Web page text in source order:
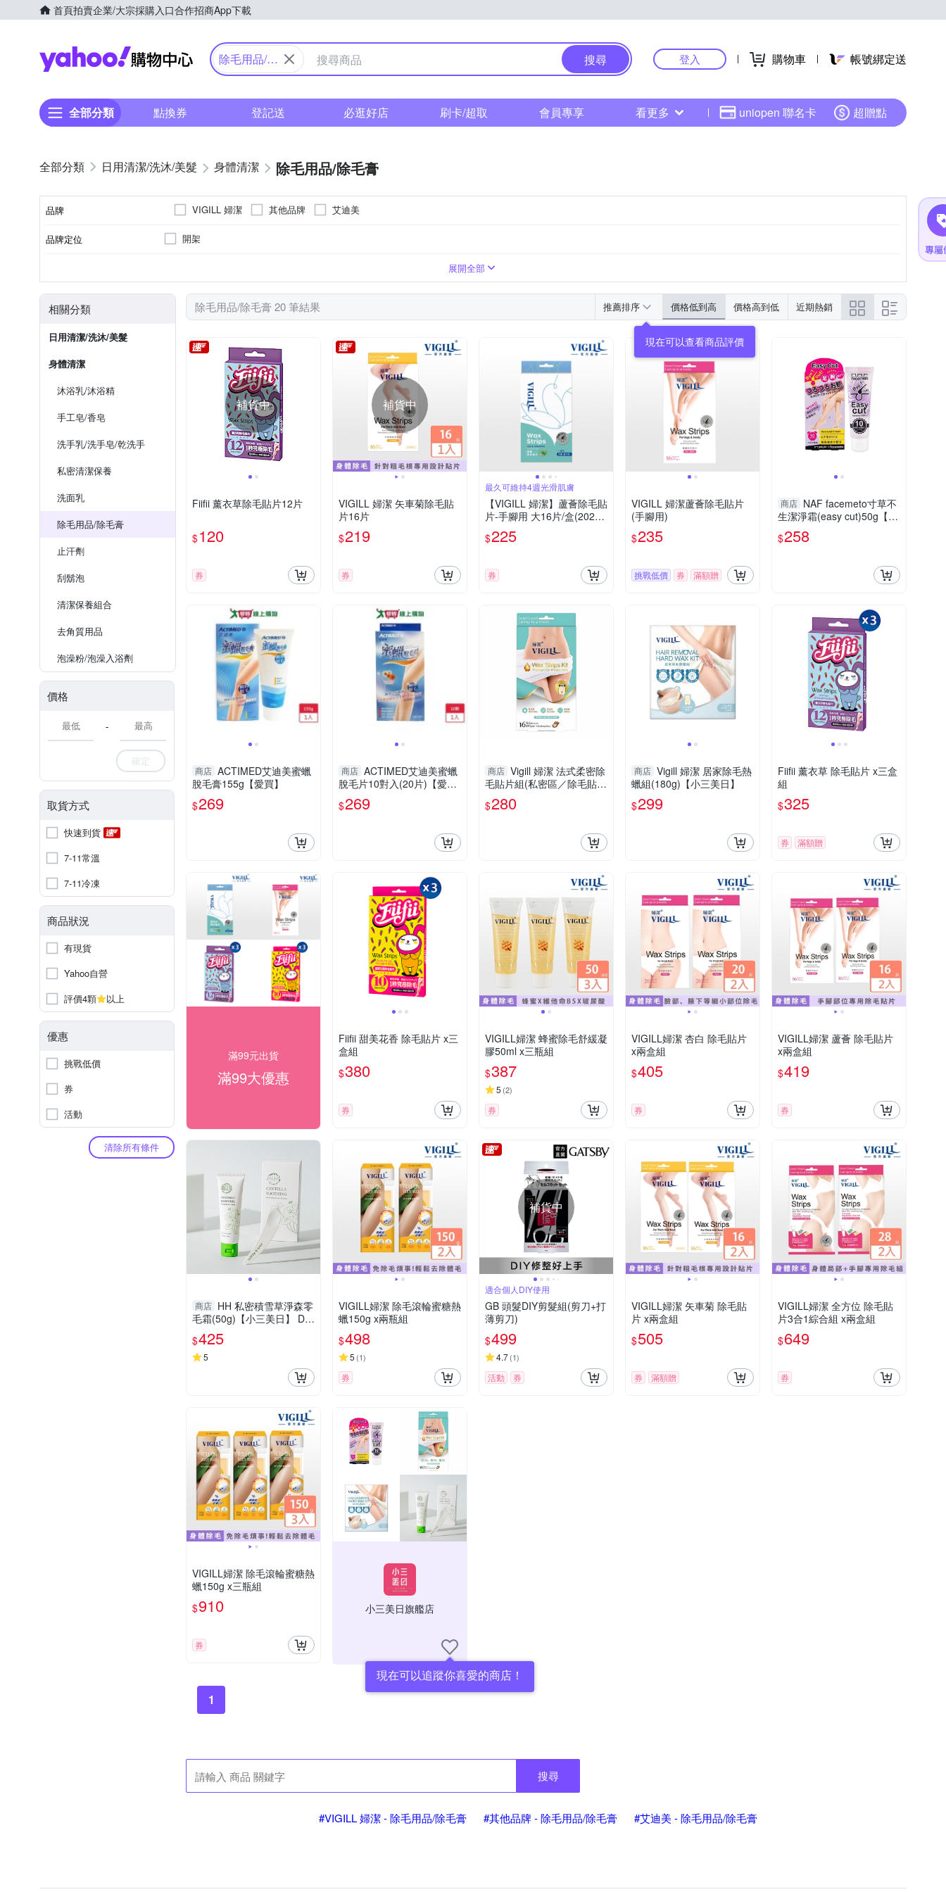
首頁拍賣企業/大宗採購入口合作招商App下載
Yahoo購物中心
除毛用品/除
搜尋 登入 購物車 帳號綁定送
全部分類 點換券 登記送 必逛好店 刷卡/超取 會員專享 看更多 uniopen 聯名卡 超贈點
日用清潔/洗沐/美髮 身體清潔 除毛用品/除毛膏
品牌 VIGILL 婦潔 其他品牌 艾迪美
品牌定位 開架
請參照商品介紹
展開全部
相關分類
日用清潔/洗沐/美髮
身體清潔
沐浴乳/沐浴精
手工皂/香皂
洗手乳/洗手皂/乾洗手
私密清潔保養
洗面乳
除毛用品/除毛膏
止汗劑
刮鬍泡
清潔保養組合
去角質用品
泡澡粉/泡澡入浴劑
價格
-
確定
取貨方式
快速到貨
7-11常溫
7-11冷凍
商品狀況
有現貨
Yahoo自營
評價4顆
以上
優惠
挑戰低價
券
活動
清除所有條件
除毛用品/除毛膏 20 筆結果 推薦排序 價格低到高 價格高到低 近期熱銷
現在可以查看商品評價
補貨中
Fiifii 薰衣草除毛貼片12片
$120
券
補貨中
VIGILL 婦潔 矢車菊除毛貼
片16片
$219
券
最久可維持4週光滑肌膚
【VIGILL 婦潔】蘆薈除毛貼
片-手腳用 大16片/盒(2026
年新版)
$225
券
VIGILL 婦潔蘆薈除毛貼片
(手腳用)
$235
挑戰低價 券 滿額贈
商店 NAF facemeto寸草不
生潔淨霜(easy cut)50g【小
三美日】
$258
商店 ACTIMED艾迪美蜜蠟
脫毛膏155g【愛買】
$269
商店 ACTIMED艾迪美蜜蠟
脫毛片10對入(20片)【愛
買】
$269
商店 Vigill 婦潔 法式柔密除
毛貼片組(私密區／除毛貼片
16片+修護乳10ml+除蠟濕
巾2片)【小三美日】DS015
$280
商店 Vigill 婦潔 居家除毛熱
蠟組(180g)【小三美日】
$299
Fiifii 薰衣草 除毛貼片 x三盒
組
$325
券 滿額贈
滿99元出貨
滿99大優惠
Fiifii 甜美花香 除毛貼片 x三
盒組
$380
券
VIGILL婦潔 蜂蜜除毛舒緩凝
膠50ml x三瓶組
$387
5 (2)
券
VIGILL婦潔 杏白 除毛貼片
x兩盒組
$405
券
VIGILL婦潔 蘆薈 除毛貼片
x兩盒組
$419
券
商店 HH 私密積雪草淨森零
毛霜(50g)【小三美日】 DS
022143
$425
5
VIGILL婦潔 除毛滾輪蜜糖熱
蠟150g x兩瓶組
$498
5 (1)
券
補貨中
適合個人DIY使用
GB 頭髮DIY剪髮組(剪刀+打
薄剪刀)
$499
4.7(1)
活動 券
VIGILL婦潔 矢車菊 除毛貼
片 x兩盒組
$505
券 滿額贈
VIGILL婦潔 全方位 除毛貼
片3合1綜合組 x兩盒組
$649
券
VIGILL婦潔 除毛滾輪蜜糖熱
蠟150g x三瓶組
$910
券
小三美日旗艦店
現在可以追蹤你喜愛的商店！
1
搜尋
#VIGILL 婦潔 - 除毛用品/除毛膏 #其他品牌 - 除毛用品/除毛膏 #艾迪美 - 除毛用品/除毛膏